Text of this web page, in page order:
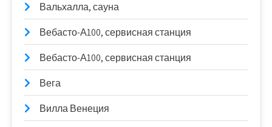
Вальхалла, сауна
Вебасто-А100, сервисная станция
Вебасто-А100, сервисная станция
Вега
Вилла Венеция